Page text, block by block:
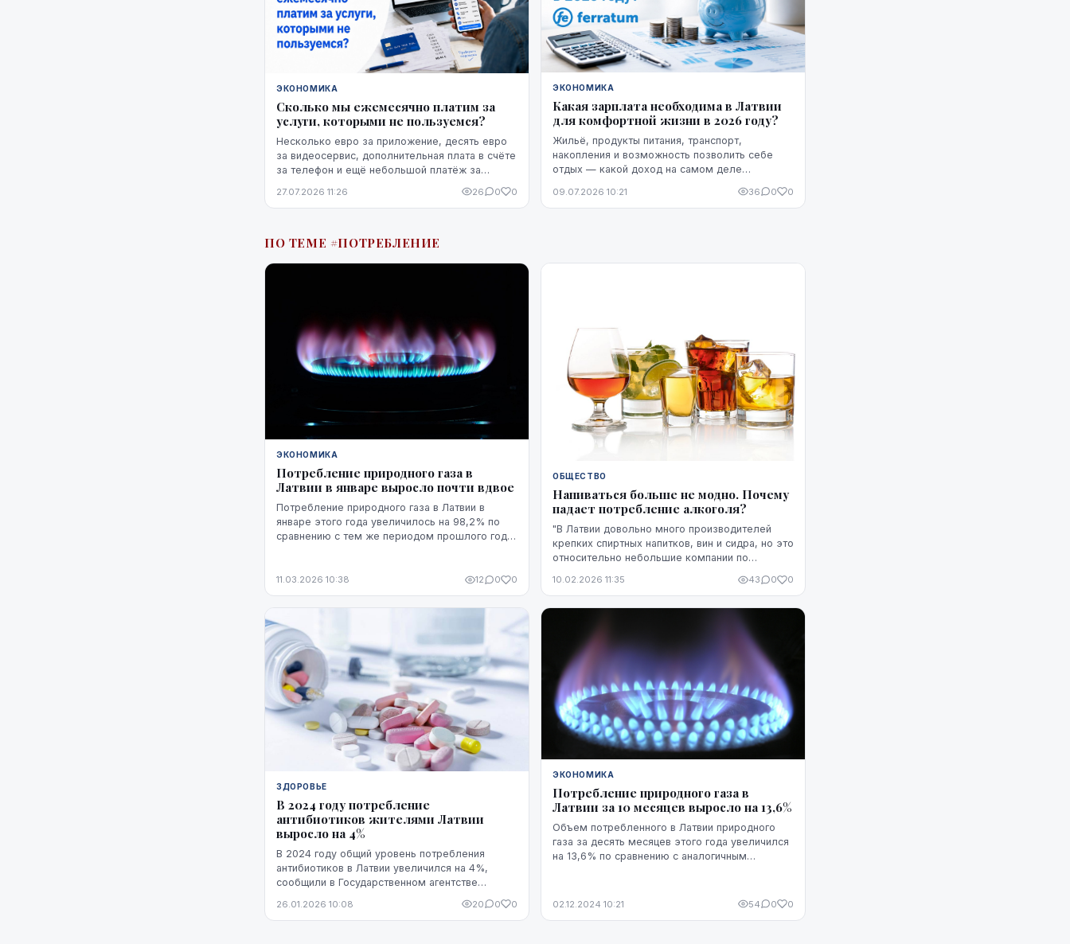
ЭКОНОМИКА
Сколько мы ежемесячно платим за
услуги, которыми не пользуемся?
Несколько евро за приложение, десять евро
за видеосервис, дополнительная плата в счёте
за телефон и ещё небольшой платёж за
расходов по отдельности может казаться не...
27.07.2026 11:26 26 0 0
ЭКОНОМИКА
Какая зарплата необходима в Латвии
для комфортной жизни в 2026 году?
Жильё, продукты питания, транспорт,
накопления и возможность позволить себе
отдых — какой доход на самом деле
09.07.2026 10:21 36 0 0
ПО ТЕМЕ #ПОТРЕБЛЕНИЕ
ЭКОНОМИКА
Потребление природного газа в
Латвии в январе выросло почти вдвое
Потребление природного газа в Латвии в
январе этого года увеличилось на 98,2% по
сравнению с тем же периодом прошлого года,
11.03.2026 10:38 12 0 0
ОБЩЕСТВО
Напиваться больше не модно. Почему
падает потребление алкоголя?
"В Латвии довольно много производителей
крепких спиртных напитков, вин и сидра, но это
относительно небольшие компании по
обществом "Amber Latvijas balzams"", - ...
10.02.2026 11:35 43 0 0
ЗДОРОВЬЕ
В 2024 году потребление
антибиотиков жителями Латвии
выросло на 4%
В 2024 году общий уровень потребления
антибиотиков в Латвии увеличился на 4%,
сообщили в Государственном агентстве
26.01.2026 10:08 20 0 0
ЭКОНОМИКА
Потребление природного газа в
Латвии за 10 месяцев выросло на 13,6%
Объем потребленного в Латвии природного
газа за десять месяцев этого года увеличился
на 13,6% по сравнению с аналогичным
02.12.2024 10:21 54 0 0